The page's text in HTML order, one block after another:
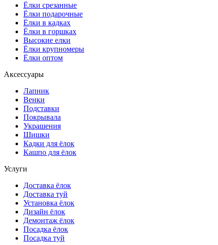
Ёлки срезанные
Ёлки подарочные
Ёлки в кадках
Ёлки в горшках
Высокие елки
Ёлки крупномеры
Ёлки оптом
Аксессуары
Лапник
Венки
Подставки
Покрывала
Украшения
Шишки
Кадки для ёлок
Кашпо для ёлок
Услуги
Доставка ёлок
Доставка туй
Установка ёлок
Дизайн ёлок
Демонтаж ёлок
Посадка ёлок
Посадка туй